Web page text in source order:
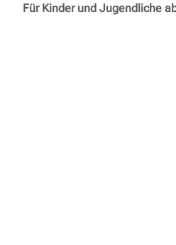
Für Kinder und Jugendliche